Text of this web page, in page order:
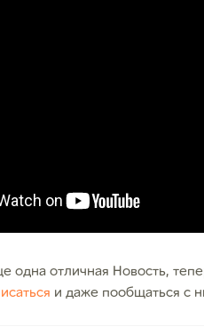
одна отличная Новость,
и даже пообщаться с